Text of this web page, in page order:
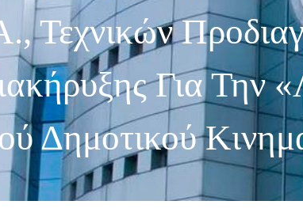
Τεχνικών
Για Την
Δημοτικού